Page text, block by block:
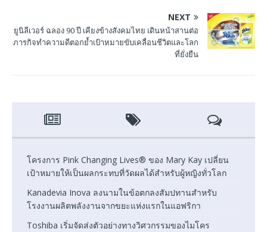
NEXT
ยูนิลีเวอร์ ฉลอง 90 ปี เคียงข้างสังคมไทย เดินหน้าสานต่อ
ภารกิจทำความดีตอกย้ำเป้าหมายขับเคลื่อนชีวิตและโลก
ที่ยั่งยืน
โครงการ Pink Changing Lives® ของ Mary Kay เปลี่ยน
เป้าหมายให้เป็นผลกระทบที่วัดผลได้สำหรับผู้หญิงทั่วโลก
Kanadevia Inova ลงนามในข้อตกลงสัมปทานสำหรับ
โรงงานผลิตพลังงานจากขยะแห่งแรกในแอฟริกา
Toshiba เริ่มจัดส่งตัวอย่างทางวิศวกรรมของไมโคร